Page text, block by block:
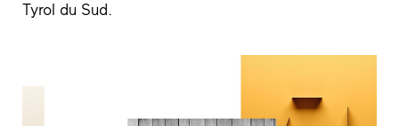
distributeurs
Tyrol du Sud.